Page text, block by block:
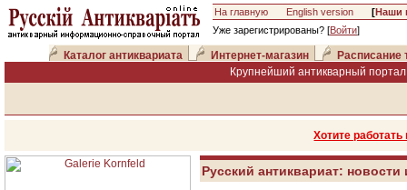
На главную English version [Наши
Уже зарегистрированы? [Войти]
Каталог антиквариата Интернет-магазин
Расписание
Крупнейший антикварный
Хотите
Русский антиквариат: